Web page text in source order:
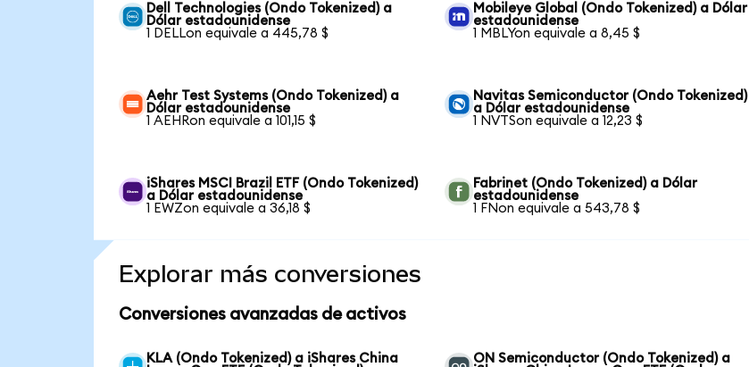
Dell Technologies (Ondo Tokenized) a
Dólar estadounidense
1 DELLon equivale a 445,78 $
Mobileye Global (Ondo Tokenized) a Dólar
estadounidense
1 MBLYon equivale a 8,45 $
Aehr Test Systems (Ondo Tokenized) a
Dólar estadounidense
1 AEHRon equivale a 101,15 $
Navitas Semiconductor (Ondo Tokenized)
a Dólar estadounidense
1 NVTSon equivale a 12,23 $
iShares MSCI Brazil ETF (Ondo Tokenized)
a Dólar estadounidense
1 EWZon equivale a 36,18 $
Fabrinet (Ondo Tokenized) a Dólar
estadounidense
1 FNon equivale a 543,78 $
Explorar más conversiones
Conversiones avanzadas de activos
KLA (Ondo Tokenized) a iShares China
ON Semiconductor (Ondo Tokenized) a